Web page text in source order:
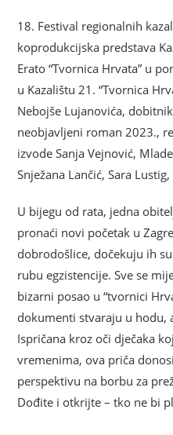
18. Festival regionalnih
koprodukcijska predstava
Erato “Tvornica Hrvata” u
u Kazalištu 21. “Tvornica
Nebojše Lujanovića,
neobjavljeni roman 2023.,
izvode Sanja Vejnović,
Snježana Lančić, Sara
U bijegu od rata, jedna
pronaći novi početak u
dobrodošlice, dočekuju ih
rubu egzistencije. Sve se
bizarni posao u “tvornici
dokumenti stvaraju u hodu,
Ispričana kroz oči dječaka
vremenima, ova priča
perspektivu na borbu za
Dođite i otkrijte – tko ne bi